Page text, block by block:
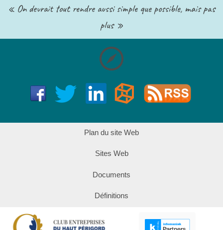
« On devrait tout rendre aussi simple que possible, mais pas
plus »
Plan du site Web
Sites Web
Documents
Définitions